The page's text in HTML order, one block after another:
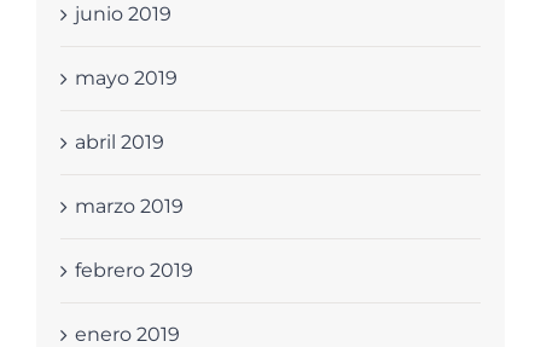
junio 2019
mayo 2019
abril 2019
marzo 2019
febrero 2019
enero 2019